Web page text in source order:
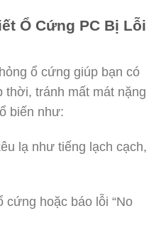
Ổ Cứng PC Bị Lỗi
ổ cứng giúp bạn có
thời, tránh mất mát nặng
biến như:
lạ như tiếng lạch cạch,
cứng hoặc báo lỗi “No